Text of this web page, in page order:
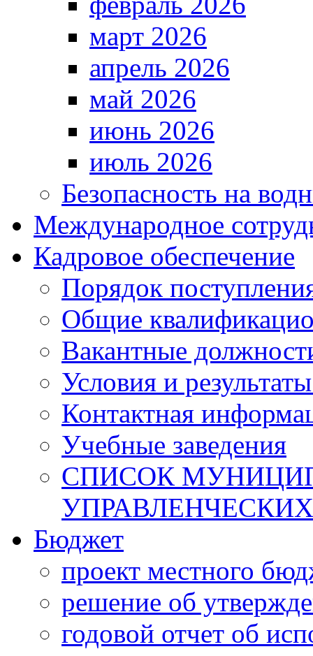
март 2026
апрель 2026
май 2026
июнь 2026
июль 2026
Безопасность на
Международное
Кадровое обеспечение
Порядок
Общие
Вакантные
Условия и
Контактная
Учебные заведения
СПИСОК
Бюджет
проект местного
решение об
годовой отчет об